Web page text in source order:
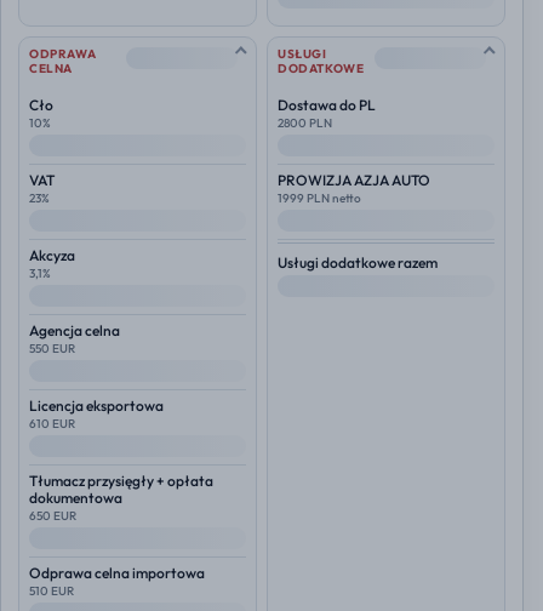
ODPRAWA
CELNA
--
Cło
10%
VAT
23%
Akcyza
3,1%
Agencja celna
550 EUR
Licencja eksportowa
610 EUR
Tłumacz przysięgły + opłata
dokumentowa
650 EUR
Odprawa celna importowa
510 EUR
USŁUGI
DODATKOWE
--
Dostawa do PL
2800 PLN
PROWIZJA AZJA AUTO
1999 PLN netto
Usługi dodatkowe razem